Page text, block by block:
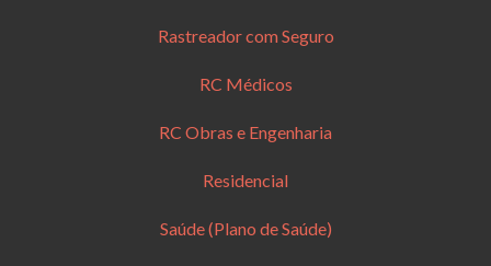
Rastreador com Seguro
RC Médicos
RC Obras e Engenharia
Residencial
Saúde (Plano de Saúde)